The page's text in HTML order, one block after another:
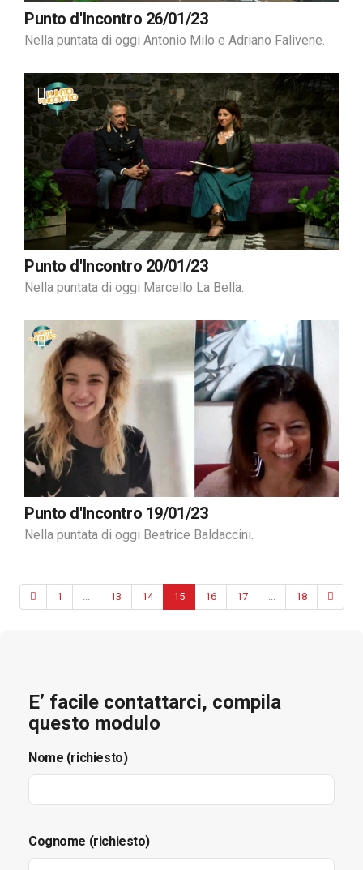
Punto d'Incontro 26/01/23
Nella puntata di oggi Antonio Milo e Adriano Falivene.
Punto d'Incontro 20/01/23
Nella puntata di oggi Marcello La Bella.
Punto d'Incontro 19/01/23
Nella puntata di oggi Beatrice Baldaccini.
1 ... 13 14 15 16 17 ... 18
E’ facile contattarci, compila
questo modulo
Nome (richiesto)
Cognome (richiesto)